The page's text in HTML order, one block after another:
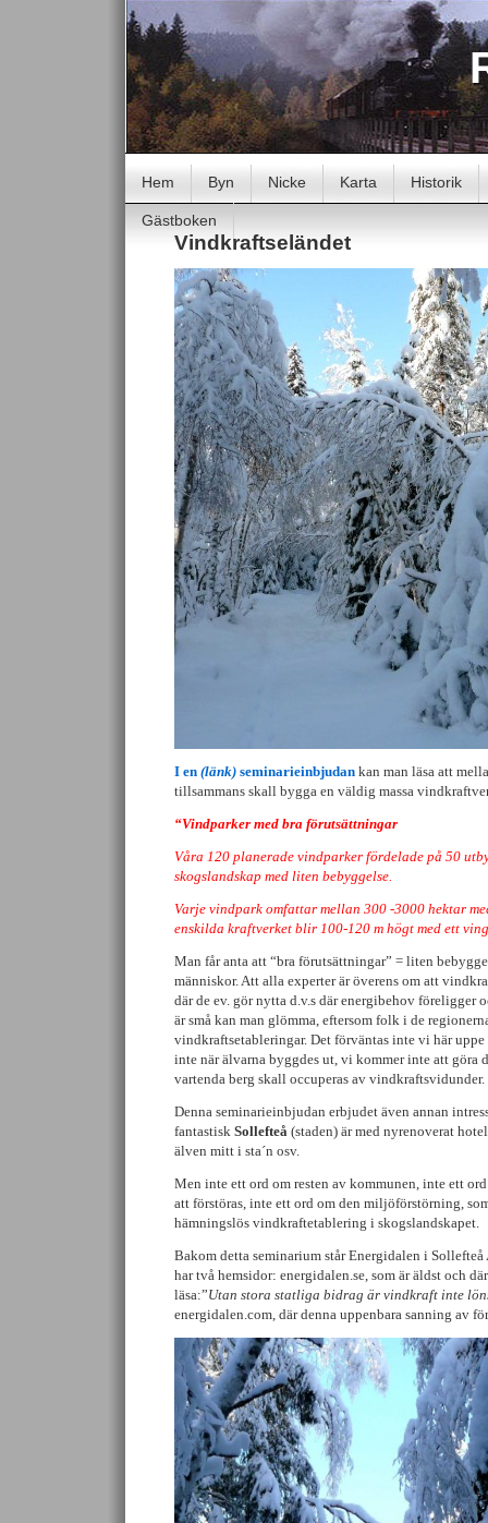
Hem Byn Nicke Karta Historik
Gästboken
Vindkraftseländet
I en (länk) seminarieinbjudan kan man läsa att
tillsammans skall bygga en väldig massa
“Vindparker med bra förutsättningar
Våra 120 planerade vindparker fördelade på 50
skogslandskap med liten bebyggelse.
Varje vindpark omfattar mellan 300 -3000 hektar
enskilda kraftverket blir 100-120 m högt med ett
Man får anta att “bra förutsättningar” = liten
människor. Att alla experter är överens om att
där de ev. gör nytta d.v.s där energibehov föreligger
är små kan man glömma, eftersom folk i de
vindkraftsetableringar. Det förväntas inte vi här
inte när älvarna byggdes ut, vi kommer inte att göra
vartenda berg skall occuperas av vindkraftsvidunder.
Denna seminarieinbjudan erbjudet även annan
fantastisk Sollefteå (staden) är med nyrenoverat
älven mitt i sta´n osv.
Men inte ett ord om resten av kommunen, inte ett
att förstöras, inte ett ord om den miljöförstörning,
hämningslös vindkraftetablering i skogslandskapet.
Bakom detta seminarium står Energidalen i
har två hemsidor: energidalen.se, som är äldst och
läsa:”Utan stora statliga bidrag är vindkraft inte
energidalen.com, där denna uppenbara sanning av